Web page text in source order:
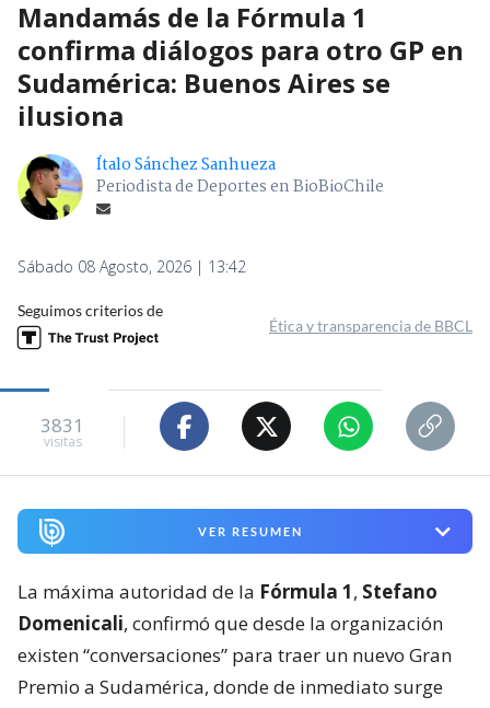
Mandamás de la Fórmula 1
confirma diálogos para otro GP en
Sudamérica: Buenos Aires se
ilusiona
Ítalo Sánchez Sanhueza
Periodista de Deportes en BioBioChile
Sábado 08 Agosto, 2026 | 13:42
Seguimos criterios de
Ética y transparencia de BBCL
3831
visitas
VER RESUMEN
La máxima autoridad de la Fórmula 1, Stefano
Domenicali, confirmó que desde la organización
existen “conversaciones” para traer un nuevo Gran
Premio a Sudamérica, donde de inmediato surge